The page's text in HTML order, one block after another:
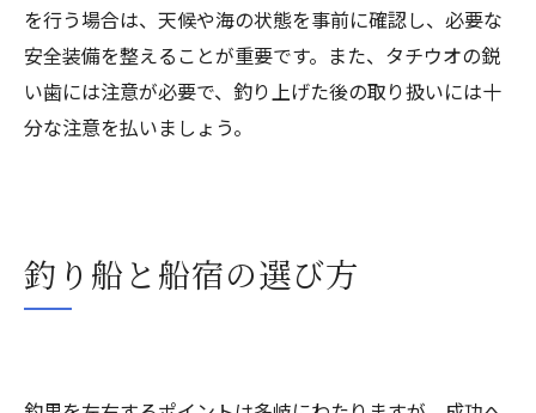
を行う場合は、天候や海の状態を事前に確認し、必要な
安全装備を整えることが重要です。また、タチウオの鋭
い歯には注意が必要で、釣り上げた後の取り扱いには十
分な注意を払いましょう。
釣り船と船宿の選び方